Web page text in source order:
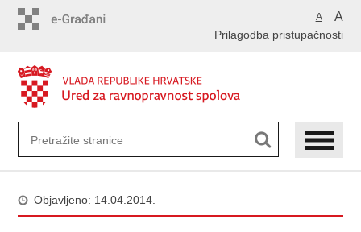
A A
Prilagodba pristupačnosti
Objavljeno: 14.04.2014.